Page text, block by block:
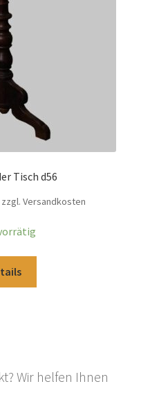
Tisch d56
zzgl. Versandkosten
Wir helfen Ihnen